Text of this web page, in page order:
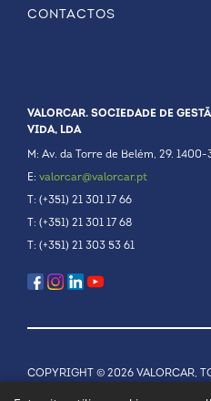
CONTACTOS
VALORCAR. SOCIEDADE DE
VIDA, LDA
M: Av. da Torre de Belém, 29.
E: valorcar@valorcar.pt
T: (+351) 21 301 17 66
T: (+351) 21 301 17 68
T: (+351) 21 303 53 61
COPYRIGHT © 2026 VALORCAR,